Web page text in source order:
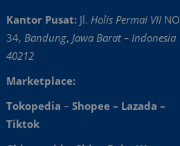
Kantor Pusat: Jl. Holis Permai VII NO
34, Bandung, Jawa Barat – Indonesia
40212
Marketplace:
Tokopedia – Shopee – Lazada –
Tiktok